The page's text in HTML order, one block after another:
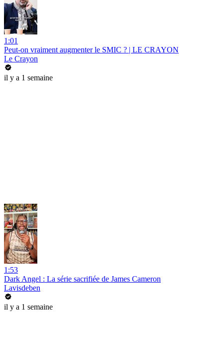
1:01
Peut-on vraiment augmenter le SMIC ? | LE CRAYON
Le Crayon
il y a 1 semaine
1:53
Dark Angel : La série sacrifiée de James Cameron
Lavisdeben
il y a 1 semaine